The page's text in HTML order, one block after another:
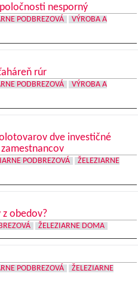
nesporný
PODBREZOVÁ
VÝROBA A
rúr
PODBREZOVÁ
VÝROBA A
dve investičné
PODBREZOVÁ
ŽELEZIARNE
obedov?
ŽELEZIARNE DOMA
PODBREZOVÁ
ŽELEZIARNE